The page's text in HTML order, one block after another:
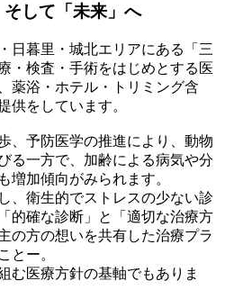
そして 「未来」 へ
日暮里・城北エリアにある「三
・検査・手術をはじめとする医
薬浴・ホテル・トリミング含
供をしています。
、予防医学の推進により、動物
る一方で、加齢による病気や分
増加傾向がみられます。
、衛生的でストレスの少ない診
的確な診断」と「適切な治療方
の方の想いを共有した治療プラ
とー。
む医療方針の基軸でもありま